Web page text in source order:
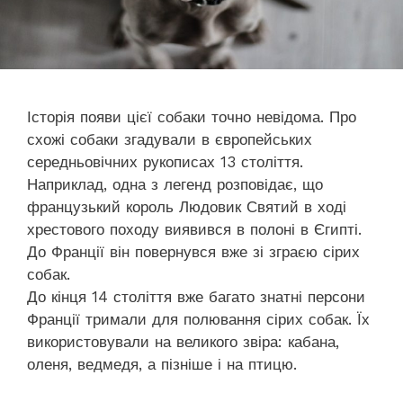
Історія появи цієї собаки точно невідома. Про
схожі собаки згадували в європейських
середньовічних рукописах 13 століття.
Наприклад, одна з легенд розповідає, що
французький король Людовик Святий в ході
хрестового походу виявився в полоні в Єгипті.
До Франції він повернувся вже зі зграєю сірих
собак.
До кінця 14 століття вже багато знатні персони
Франції тримали для полювання сірих собак. Їх
використовували на великого звіра: кабана,
оленя, ведмедя, а пізніше і на птицю.